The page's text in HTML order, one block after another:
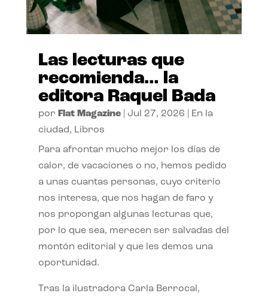
Las lecturas que
recomienda… la
editora Raquel Bada
por Flat Magazine| Jul 27, 2026
En la
ciudad, Libros
Para afrontar mucho mejor los días de
calor, de vacaciones o no, hemos pedido
a unas cuantas personas, cuyo criterio
nos interesa, que nos hagan de faro y
nos propongan algunas lecturas que,
por lo que sea, merecen ser salvadas del
montón editorial y que les demos una
oportunidad.
Tras la ilustradora Carla Berrocal,